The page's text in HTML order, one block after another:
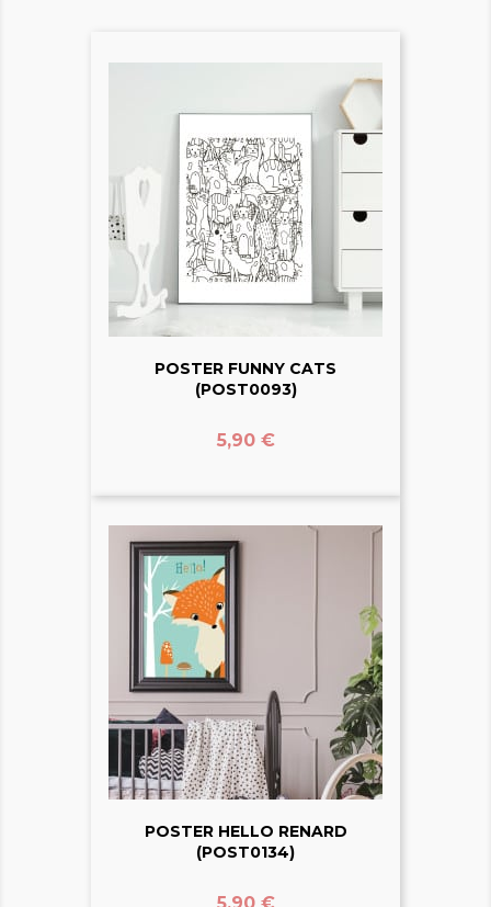
POSTER FUNNY CATS
(POST0093)
Prix
5,90 €
POSTER HELLO RENARD
(POST0134)
Prix